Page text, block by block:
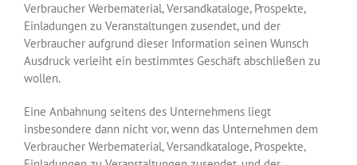
Verbraucher Werbematerial, Versandkataloge, Prospekte,
Einladungen zu Veranstaltungen zusendet, und der
Verbraucher aufgrund dieser Information seinen Wunsch
Ausdruck verleiht ein bestimmtes Geschäft abschließen zu
wollen.
Eine Anbahnung seitens des Unternehmens liegt
insbesondere dann nicht vor, wenn das Unternehmen dem
Verbraucher Werbematerial, Versandkataloge, Prospekte,